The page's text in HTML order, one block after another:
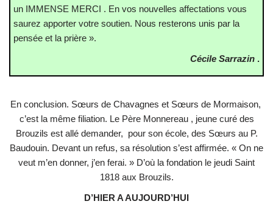
un IMMENSE MERCI . En vos nouvelles affectations vous
saurez apporter votre soutien. Nous resterons unis par la
pensée et la prière ».
Cécile Sarrazin .
En conclusion. Sœurs de Chavagnes et Sœurs de Mormaison,
c’est la même filiation. Le Père Monnereau , jeune curé des
Brouzils est allé demander, pour son école, des Sœurs au P.
Baudouin. Devant un refus, sa résolution s’est affirmée. « On ne
veut m’en donner, j’en ferai. » D’où la fondation le jeudi Saint
1818 aux Brouzils.
D’HIER A AUJOURD’HUI